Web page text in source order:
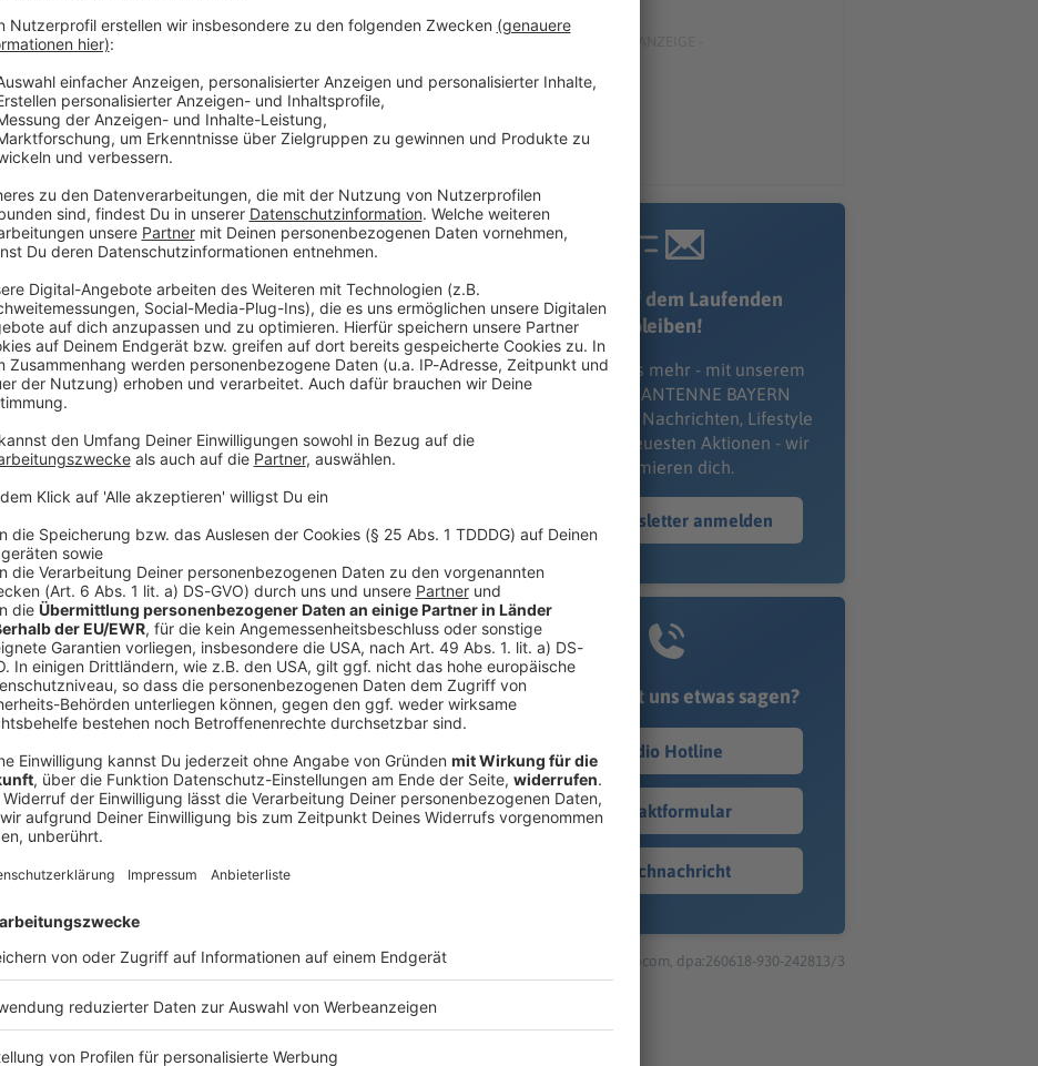
Beginn war der Andrang nach Angaben der New Yorker
mehr in die Gegend rund um die Umzugsroute
eigenen Angaben mit mehr als 10.000 Einsatzkräften
in der Geschichte der Behörde bei einer Veranstaltung.
dieses Gefühl nie vergessen
vor dem Rathaus von Bürgermeister Zohran Mamdani
überreicht. «Solange wir leben werden wir uns an dieses
- einer Stadt, die lebt, einer Stadt, die überwältigt
unter seinem Jackett ebenfalls ein Knicks-Trikot trug.
Tape-Parades» in New York geht auf die Eröffnung
warfen Börsenhändler spontan Börsenticker-
Tapes - aus ihren Fenstern auf den Festumzug. Seitdem
oder berühmte Persönlichkeiten mit Konfetti-
2024 das Frauen-Basketballteam New York Liberty
so gefeiert worden.
Immer auf dem Laufenden
bleiben!
Verpass' nichts mehr - mit unserem
kostenlosen ANTENNE BAYERN
Newsletter. Ob Nachrichten, Lifestyle
oder unsere neuesten Aktionen - wir
informieren dich.
Zum Newsletter anmelden
Du möchtest uns etwas sagen?
Studio Hotline
Kontaktformular
Sprachnachricht
© dpa-infocom, dpa:260618-930-242813/3